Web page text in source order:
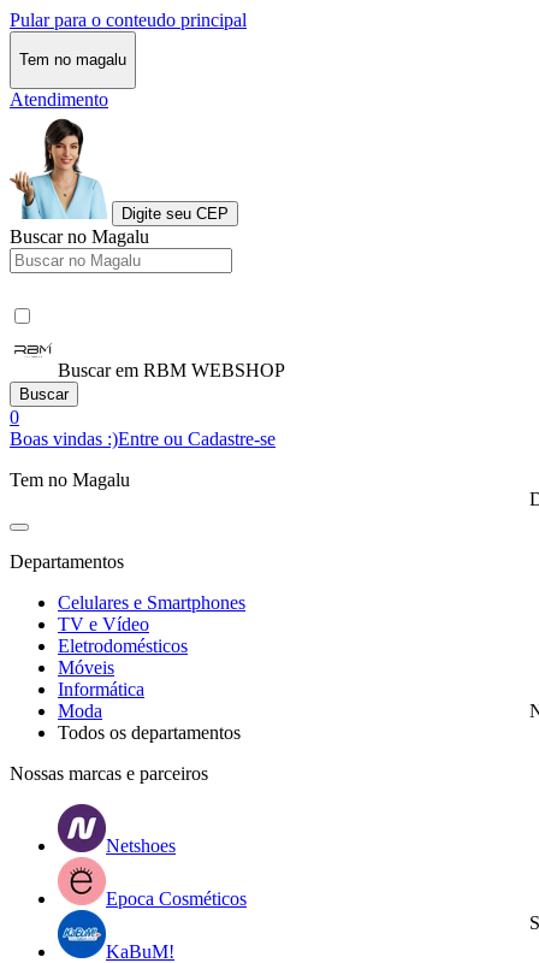
Pular para o conteudo principal
Tem no magalu
Atendimento
Digite seu CEP
Buscar no Magalu
Buscar em RBM WEBSHOP
Buscar
0
Boas vindas :)Entre ou Cadastre-se
Tem no Magalu
Departamentos
Celulares e Smartphones
TV e Vídeo
Eletrodomésticos
Móveis
Informática
Moda
Todos os departamentos
Nossas marcas e parceiros
Netshoes
Epoca Cosméticos
KaBuM!